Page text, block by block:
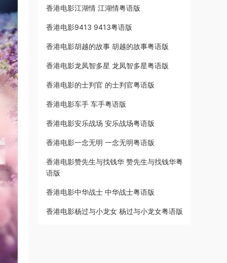
香港电影江湖情 江湖情粤语版
香港电影9413 9413粤语版
香港电影胡越的故事 胡越的故事粤语版
香港电影龙凤智多星 龙凤智多星粤语版
香港电影的士判官 的士判官粤语版
香港电影车手 车手粤语版
香港电影安乐战场 安乐战场粤语版
香港电影一念无明 一念无明粤语版
香港电影赞先生与找钱华 赞先生与找钱华粤
语版
香港电影中华战士 中华战士粤语版
香港电影杨过与小龙女 杨过与小龙女粤语版